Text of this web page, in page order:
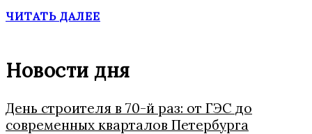
ЧИТАТЬ ДАЛЕЕ
Новости дня
День строителя в 70-й раз: от ГЭС до
современных кварталов Петербурга